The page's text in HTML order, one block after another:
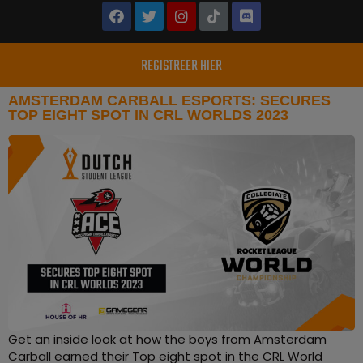
REGISTREER HIER
AMSTERDAM CARBALL ESPORTS: SECURES
TOP EIGHT SPOT IN CRL WORLDS 2023
Get an inside look at how the boys from Amsterdam
Carball earned their Top eight spot in the CRL World